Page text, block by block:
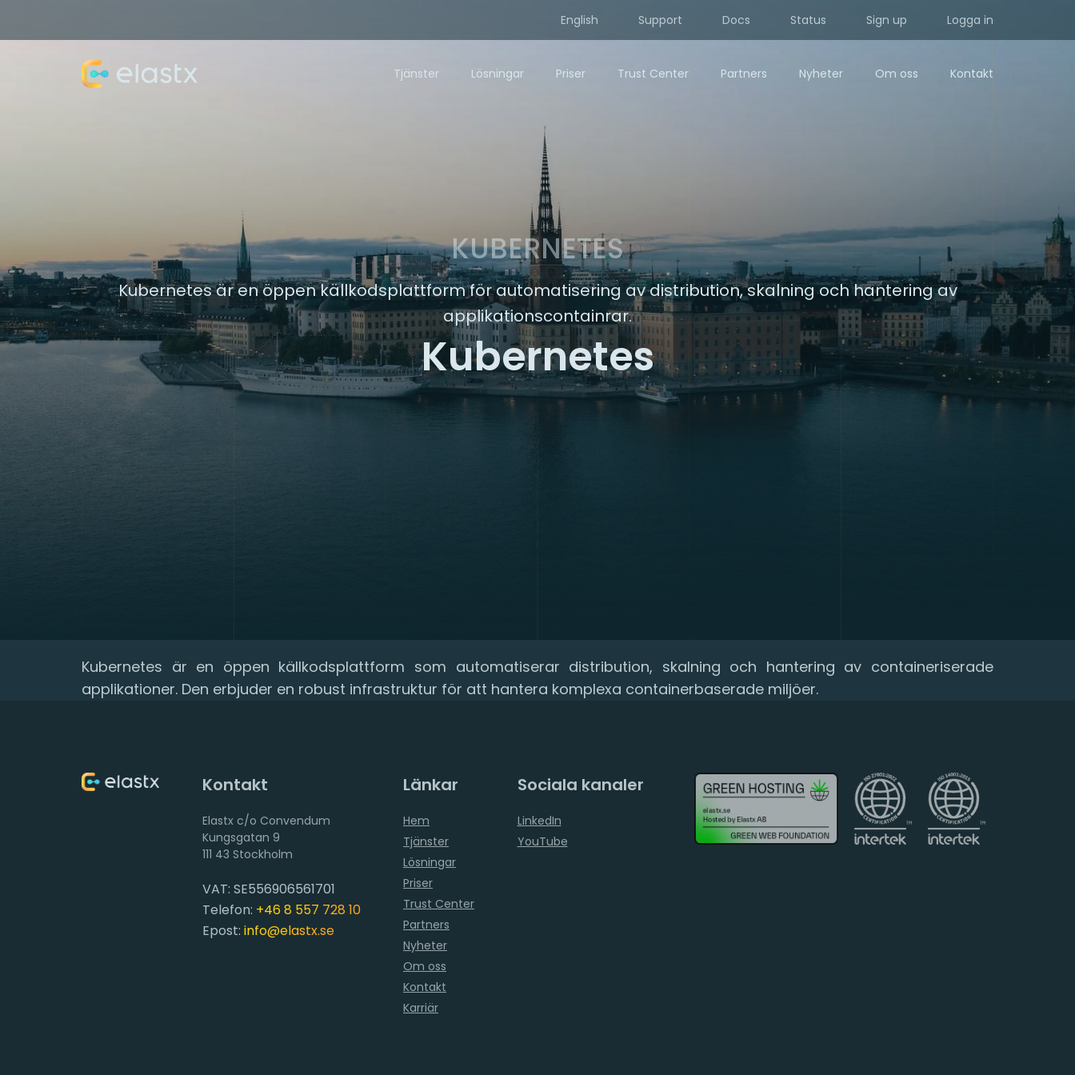
English Support Docs Status Sign up Logga in
Tjänster Lösningar Priser Trust Center Partners Nyheter Om oss Kontakt
KUBERNETES
Kubernetes är en öppen källkodsplattform för automatisering av distribution, skalning och hantering av
applikationscontainrar.
Kubernetes
Kubernetes är en öppen källkodsplattform som automatiserar distribution, skalning och hantering av containeriserade
applikationer. Den erbjuder en robust infrastruktur för att hantera komplexa containerbaserade miljöer.
Kontakt
Elastx c/o Convendum
111 43 Stockholm
VAT: SE556906561701
Telefon: +46 8 557 728 10
Epost: info@elastx.se
Länkar
Hem
Tjänster
Lösningar
Priser
Trust Center
Partners
Nyheter
Om oss
Kontakt
Karriär
Sociala kanaler
LinkedIn
YouTube